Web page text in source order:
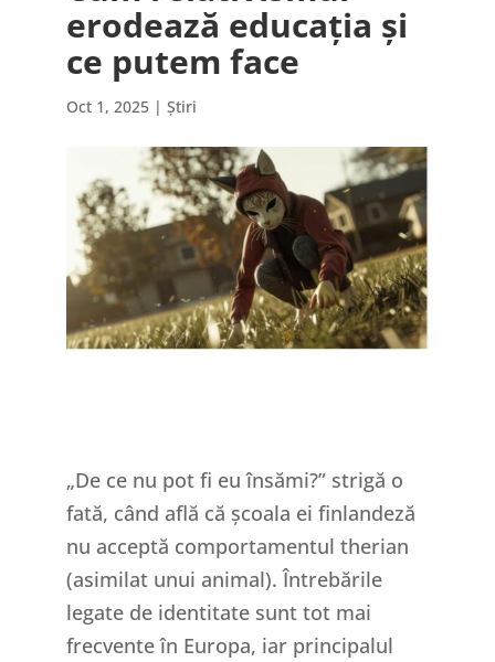
erodează educația și
ce putem face
Oct 1, 2025| Știri
„De ce nu pot fi eu însămi?” strigă o
fată, când află că școala ei finlandeză
nu acceptă comportamentul therian
(asimilat unui animal). Întrebările
legate de identitate sunt tot mai
frecvente în Europa, iar principalul